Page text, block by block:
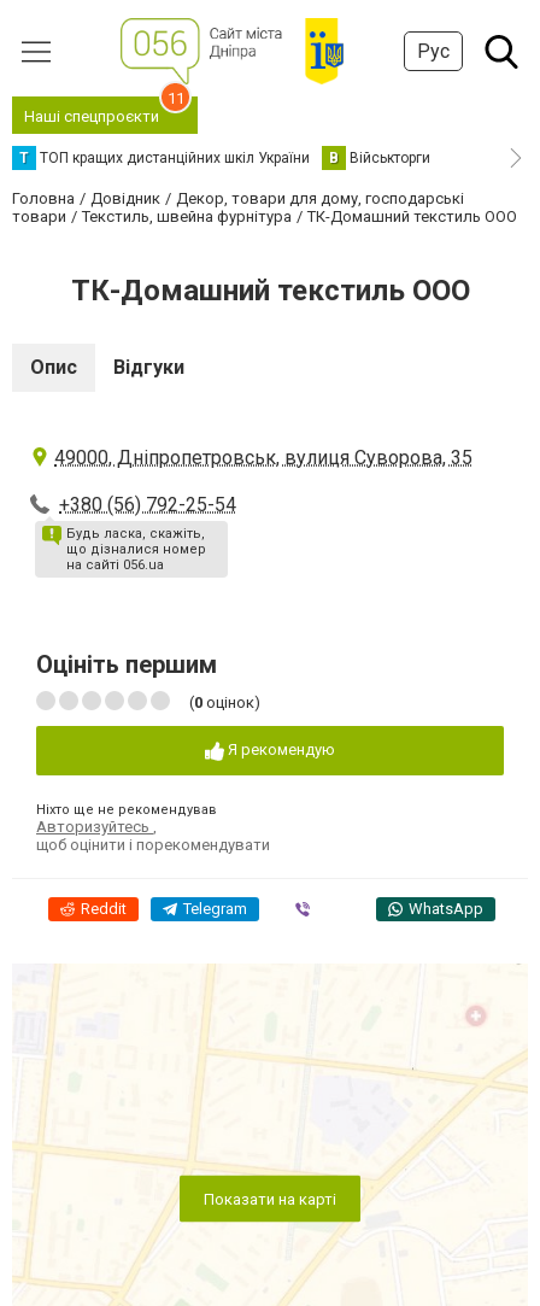
Рус
Наші спецпроєкти
11
Т ТОП кращих дистанційних шкіл України В Військторги
Головна Довідник
Декор, товари для дому, господарські
товари
Текстиль, швейна фурнітура ТК-Домашний текстиль ООО
ТК-Домашний текстиль ООО
Опис Відгуки
49000, Дніпропетровськ, вулиця Суворова, 35
+380 (56) 792-25-54
Будь ласка, скажіть,
що дізналися номер
на сайті 056.ua
Оцініть першим
(0 оцінок)
Я рекомендую
Ніхто ще не рекомендував
Авторизуйтесь
щоб оцінити і порекомендувати
Reddit Telegram WhatsApp
Показати на карті